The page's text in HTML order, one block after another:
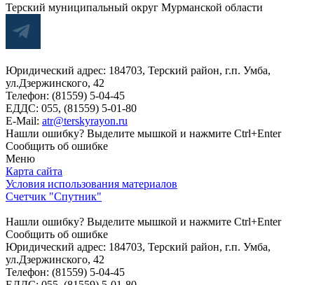
Терский муниципальный округ Мурманской области
Юридический адрес: 184703, Терский район, г.п. Умба,
ул.Дзержинского, 42
Телефон: (81559) 5-04-45
ЕДДС: 055, (81559) 5-01-80
E-Mail: atr@terskyrayon.ru
Нашли ошибку? Выделите мышкой и нажмите Ctrl+Enter
Сообщить об ошибке
Меню
Карта сайта
Условия использования материалов
Счетчик "Спутник"
Нашли ошибку? Выделите мышкой и нажмите Ctrl+Enter
Сообщить об ошибке
Юридический адрес: 184703, Терский район, г.п. Умба,
ул.Дзержинского, 42
Телефон: (81559) 5-04-45